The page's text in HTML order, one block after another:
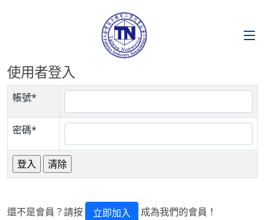
使用者登入
帳號*
密碼*
還不是會員？請按 立即加入 成為我們的會員！